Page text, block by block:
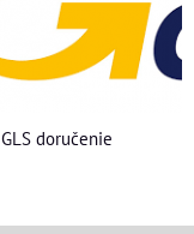
GLS doručenie